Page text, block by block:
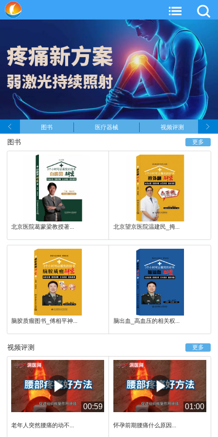
图书 医疗器械 视频评测
更多
图书
北京医院葛蒙梁教授著... 北京望京医院温建民_拇...
脑胶质瘤图书_傅相平神... 脑出血_高血压的相关权...
更多
视频评测
00:59
老年人突然腰痛的动不...
01:00
怀孕前期腰痛什么原因...